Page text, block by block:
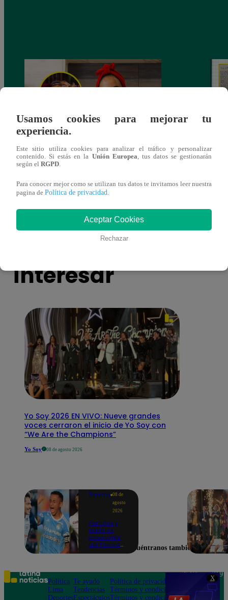
X
¿Por qué Nelly Rossinelli se volvió viral
antes de Navidad?
La
También te puede
interesar
Yo Soy 2026 EN VIVO: Nueve grandes
voces cerraron el inicio de Yo Soy con
“We Are the Champions”
Yo Soy 08 de agosto 2026
Deportes 08 de
agosto
2026
Partidos y
tabla de
posiciones
del Torneo
en la fecha 4
Usamos cookies para mejorar tu
experiencia.
Este sitio utiliza cookies para analizar el tráfico y personalizar
contenido. Si estás en la Unión Europea , tus datos se gestionarán
según el RGPD
Para conocer mejor como se utilizan tus datos te invitamos leer nuestra
pagina de Política de privacidad
Aceptar Cookies
Rechazar
Encuéntranos también en
Política
Lima
Deportes
Te ayudo
Tendencias
Espectáculos
Política de privacidad
Términos y condiciones
Términos y condiciones
Teléfono: 219
Av. San